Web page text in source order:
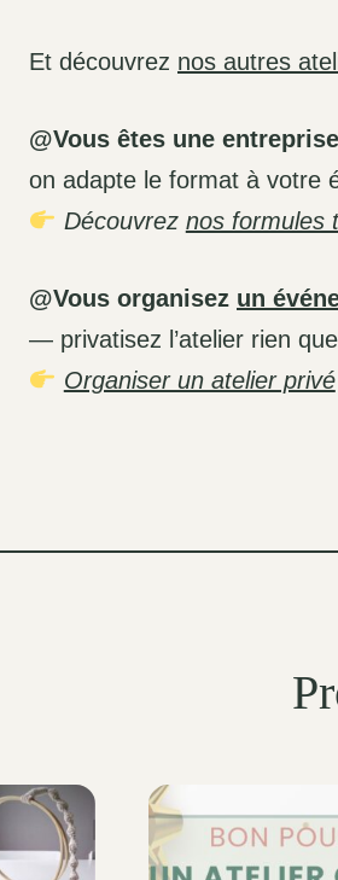
Et découvrez nos autres
@Vous êtes une
on adapte le format à votre
Découvrez nos formules
@Vous organisez un
— privatisez l’atelier rien
Organiser un atelier privé